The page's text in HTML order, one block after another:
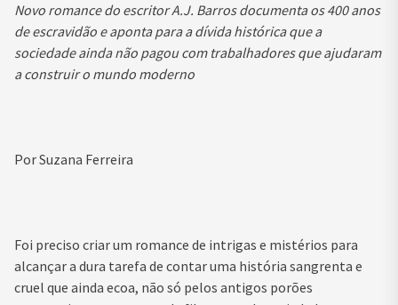
Novo romance do escritor A.J. Barros documenta os 400 anos
de escravidão e aponta para a dívida histórica que a
sociedade ainda não pagou com trabalhadores que ajudaram
a construir o mundo moderno
Por Suzana Ferreira
Foi preciso criar um romance de intrigas e mistérios para
alcançar a dura tarefa de contar uma história sangrenta e
cruel que ainda ecoa, não só pelos antigos porões